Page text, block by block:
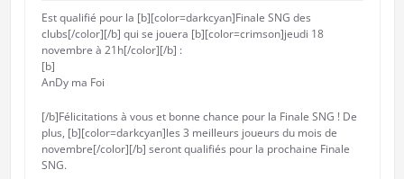
Est qualifié pour la [b][color=darkcyan]Finale SNG des
clubs[/color][/b] qui se jouera [b][color=crimson]jeudi 18
novembre à 21h[/color][/b] :
[b]
AnDy ma Foi
[/b]Félicitations à vous et bonne chance pour la Finale SNG ! De
plus, [b][color=darkcyan]les 3 meilleurs joueurs du mois de
novembre[/color][/b] seront qualifiés pour la prochaine Finale
SNG.